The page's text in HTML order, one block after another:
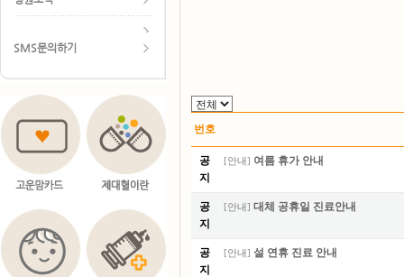
SMS문의하기
번호
공
지
[안내] 여름 휴가 안내
공
지
[안내] 대체 공휴일 진료안내
공
지
[안내] 설 연휴 진료 안내